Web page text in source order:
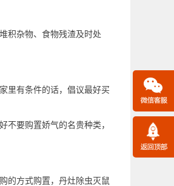
积杂物、食物残渣及时处
里有条件的话，倡议最好买
要购置娇气的名贵种类，
的方式购置，丹灶除虫灭鼠